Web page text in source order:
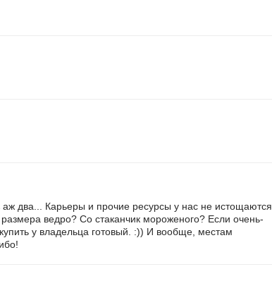
два... Карьеры и прочие ресурсы у нас не истощаются,
ведро? Со стаканчик мороженого? Если очень-
у владельца готовый. :)) И вообще, местам